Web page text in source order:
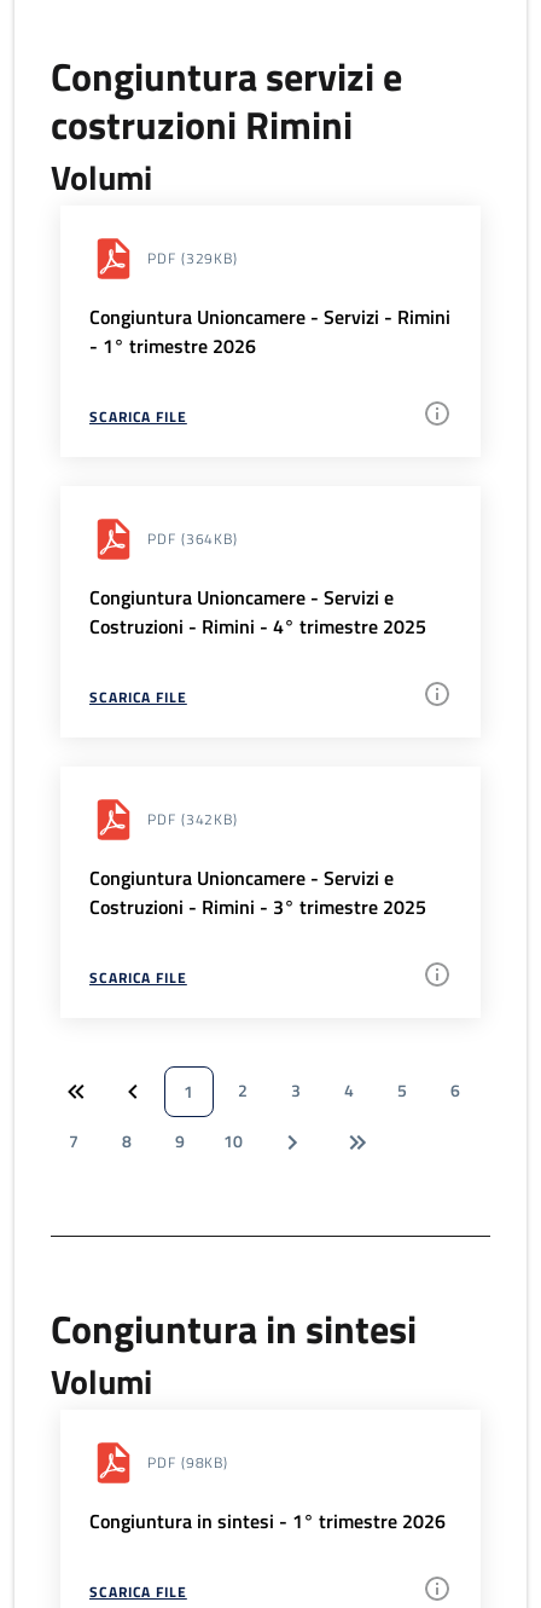
Congiuntura servizi e
costruzioni Rimini
Volumi
PDF (329KB)
Congiuntura Unioncamere - Servizi - Rimini
- 1° trimestre 2026
SCARICA FILE
PDF (364KB)
Congiuntura Unioncamere - Servizi e
Costruzioni - Rimini - 4° trimestre 2025
SCARICA FILE
PDF (342KB)
Congiuntura Unioncamere - Servizi e
Costruzioni - Rimini - 3° trimestre 2025
SCARICA FILE
1 2 3 4 5
6
7
8 9 10
Congiuntura in sintesi
Volumi
PDF (98KB)
Congiuntura in sintesi - 1° trimestre 2026
SCARICA FILE